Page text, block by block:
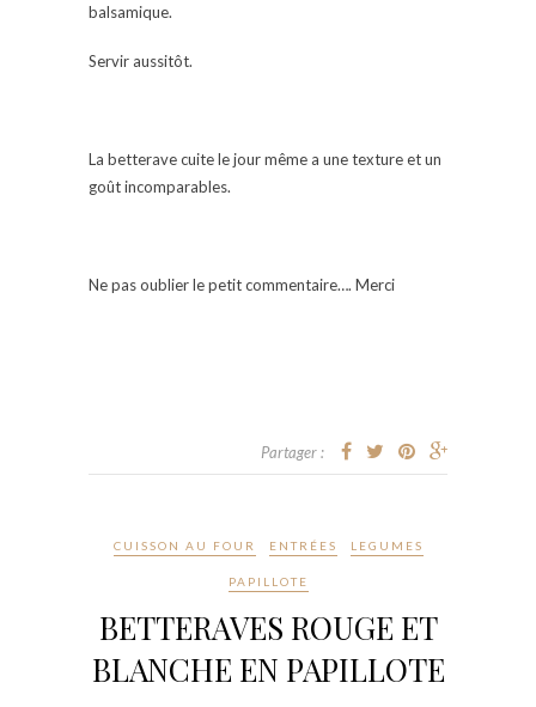
balsamique.
Servir aussitôt.
La betterave cuite le jour même a une texture et un
goût incomparables.
Ne pas oublier le petit commentaire…. Merci
Partager :
CUISSON AU FOUR ENTRÉES LEGUMES
PAPILLOTE
BETTERAVES ROUGE ET
BLANCHE EN PAPILLOTE